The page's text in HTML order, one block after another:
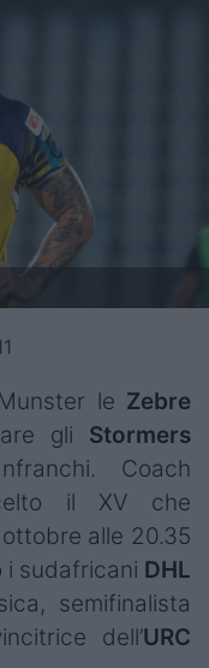
le Zebre
gli Stormers
Coach
il XV che
alle 20.35
i sudafricani DHL
semifinalista
dell’URC